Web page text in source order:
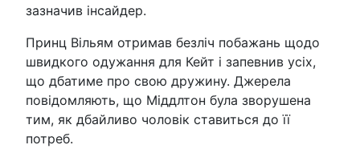
зазначив інсайдер.
Принц Вільям отримав безліч побажань щодо
швидкого одужання для Кейт і запевнив усіх,
що дбатиме про свою дружину. Джерела
повідомляють, що Міддлтон була зворушена
тим, як дбайливо чоловік ставиться до її
потреб.